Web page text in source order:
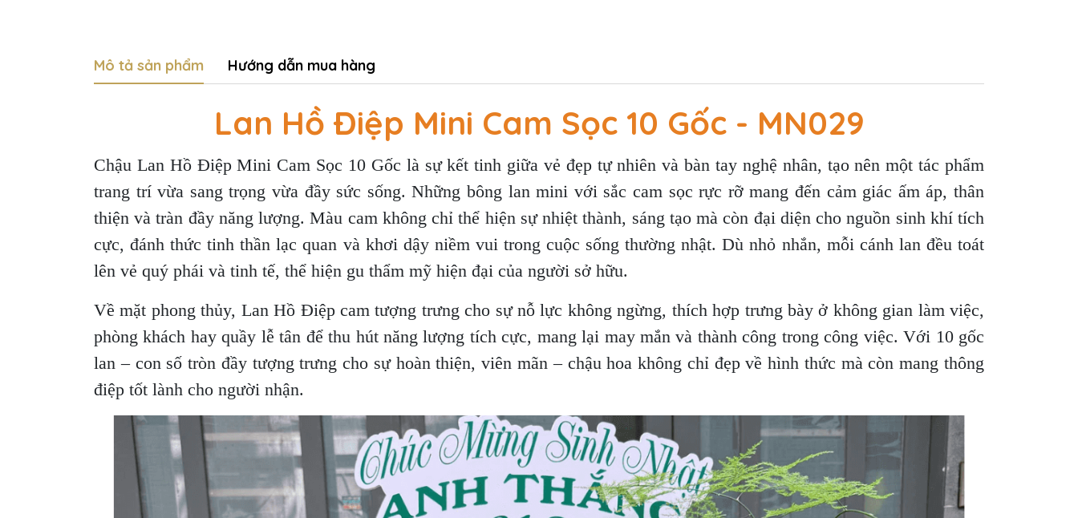
Mô tả sản phẩm Hướng dẫn mua hàng
Lan Hồ Điệp Mini Cam Sọc 10 Gốc - MN029
Chậu Lan Hồ Điệp Mini Cam Sọc 10 Gốc là sự kết tinh giữa vẻ đẹp tự nhiên và bàn tay nghệ nhân, tạo nên một tác phẩm
trang trí vừa sang trọng vừa đầy sức sống. Những bông lan mini với sắc cam sọc rực rỡ mang đến cảm giác ấm áp, thân
thiện và tràn đầy năng lượng. Màu cam không chỉ thể hiện sự nhiệt thành, sáng tạo mà còn đại diện cho nguồn sinh khí tích
cực, đánh thức tinh thần lạc quan và khơi dậy niềm vui trong cuộc sống thường nhật. Dù nhỏ nhắn, mỗi cánh lan đều toát
lên vẻ quý phái và tinh tế, thể hiện gu thẩm mỹ hiện đại của người sở hữu.
Về mặt phong thủy, Lan Hồ Điệp cam tượng trưng cho sự nỗ lực không ngừng, thích hợp trưng bày ở không gian làm việc,
phòng khách hay quầy lễ tân để thu hút năng lượng tích cực, mang lại may mắn và thành công trong công việc. Với 10 gốc
lan – con số tròn đầy tượng trưng cho sự hoàn thiện, viên mãn – chậu hoa không chỉ đẹp về hình thức mà còn mang thông
điệp tốt lành cho người nhận.